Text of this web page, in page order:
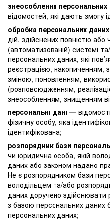
знеособлення персональних
відомостей, які дають змогу
обробка персональних
дій, здійснених повністю або
(автоматизованій) системі
персональних даних, які
реєстрацією, накопиченням,
зміною, поновленням,
(розповсюдженням,
знеособленням, знищенням
персональні дані —
фізичну особу, яка
ідентифікована;
розпорядник бази
чи юридична особа, якій
даних або законом надано
Не є розпорядником бази
володільцем та/або
даних доручено здійснювати
з базою персональних даних
персональних даних;